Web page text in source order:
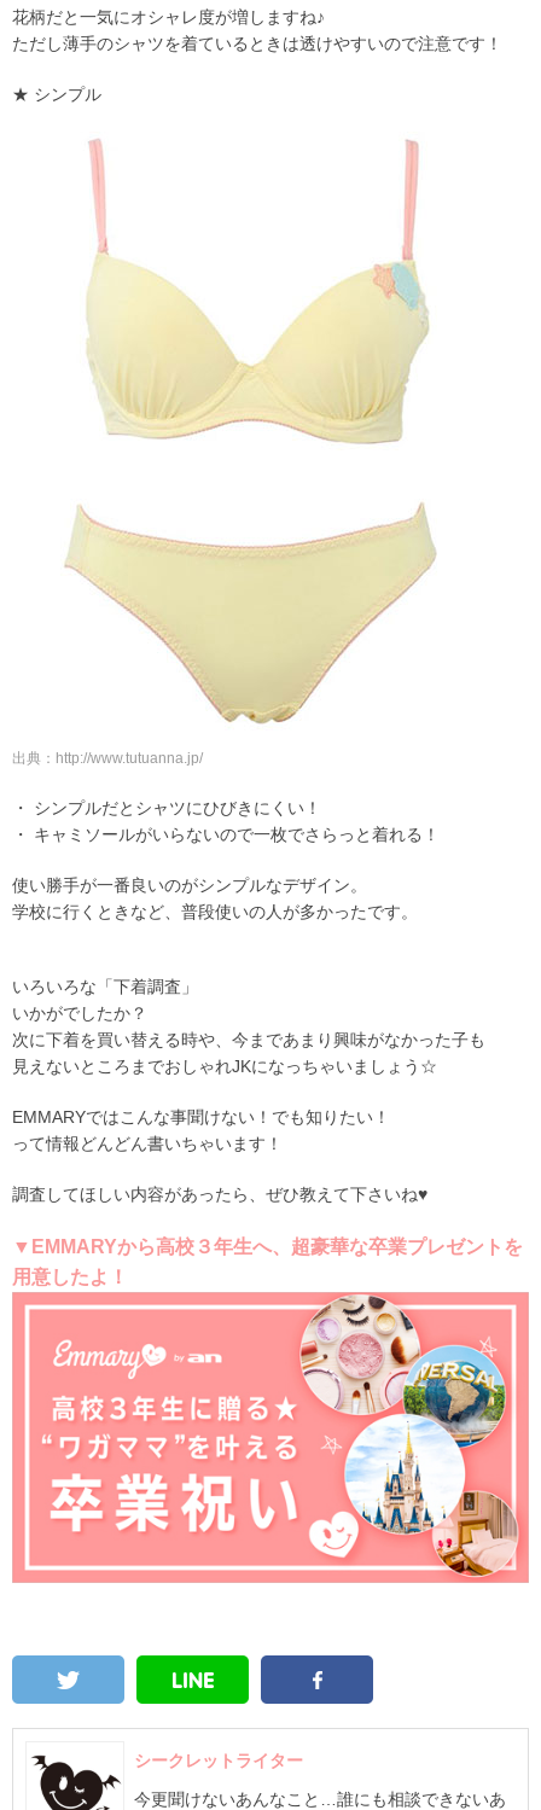
花柄だと一気にオシャレ度が増しますね♪
ただし薄手のシャツを着ているときは透けやすいので注意です！
★ シンプル
出典：http://www.tutuanna.jp/
・ シンプルだとシャツにひびきにくい！
・ キャミソールがいらないので一枚でさらっと着れる！
使い勝手が一番良いのがシンプルなデザイン。
学校に行くときなど、普段使いの人が多かったです。
いろいろな「下着調査」
いかがでしたか？
次に下着を買い替える時や、今まであまり興味がなかった子も
見えないところまでおしゃれJKになっちゃいましょう☆
EMMARYではこんな事聞けない！でも知りたい！
って情報どんどん書いちゃいます！
調査してほしい内容があったら、ぜひ教えて下さいね♥
▼EMMARYから高校３年生へ、超豪華な卒業プレゼントを
用意したよ！
シークレットライター
今更聞けないあんなこと…誰にも相談できないあ